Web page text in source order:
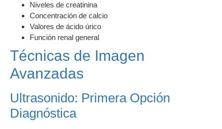
Niveles de creatinina
Concentración de calcio
Valores de ácido úrico
Función renal general
Técnicas de Imagen
Avanzadas
Ultrasonido: Primera Opción
Diagnóstica